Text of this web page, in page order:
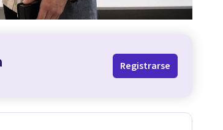
Registrarse